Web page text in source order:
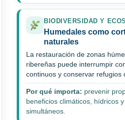
BIODIVERSIDAD Y
Humedales como
naturales
La restauración de zonas
ribereñas puede interrumpir
continuos y conservar refugios
Por qué importa: prevenir
beneficios climáticos, hídricos
simultáneos.